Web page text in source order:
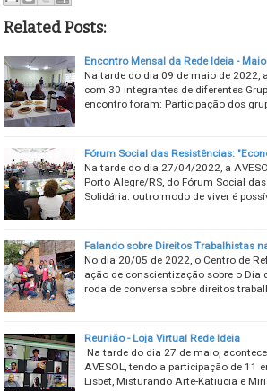
Related Posts:
Encontro Mensal da Rede Ideia - Maio
Na tarde do dia 09 de maio de 2022,
com 30 integrantes de diferentes
encontro foram: Participação dos
Fórum Social das Resistências:
Na tarde do dia 27/04/2022, a
Porto Alegre/RS, do Fórum Social
Solidária: outro modo de viver é
Falando sobre Direitos Trabalhistas
No dia 20/05 de 2022, o Centro de
ação de conscientização sobre o
roda de conversa sobre direitos
Reunião - Loja Virtual Rede Ideia
Na tarde do dia 27 de maio,
AVESOL, tendo a participação de 11
Lisbet, Misturando Arte-Katiucia e